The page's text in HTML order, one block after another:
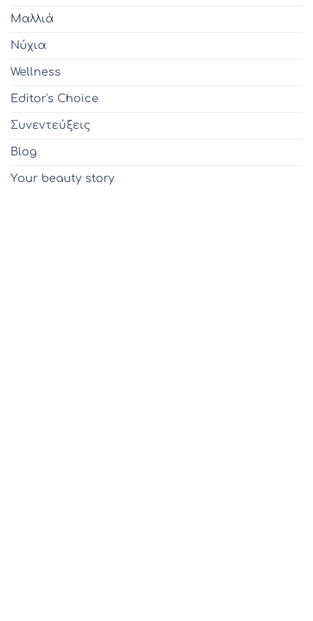
Μαλλιά
Νύχια
Wellness
Editor's Choice
Συνεντεύξεις
Blog
Υour beauty story